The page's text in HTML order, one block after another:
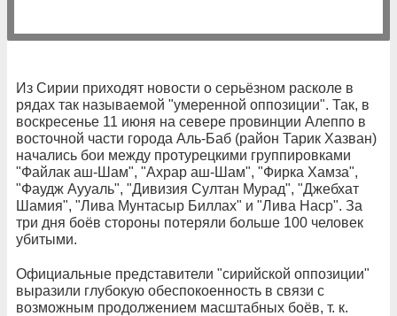
Из Сирии приходят новости о серьёзном расколе в
рядах так называемой "умеренной оппозиции". Так, в
воскресенье 11 июня на севере провинции Алеппо в
восточной части города Аль-Баб (район Тарик Хазван)
начались бои между протурецкими группировками
"Файлак аш-Шам", "Ахрар аш-Шам", "Фирка Хамза",
"Фаудж Аууаль", "Дивизия Султан Мурад", "Джебхат
Шамия", "Лива Мунтасыр Биллах" и "Лива Наср". За
три дня боёв стороны потеряли больше 100 человек
убитыми.
Официальные представители "сирийской оппозиции"
выразили глубокую обеспокоенность в связи с
возможным продолжением масштабных боёв, т. к.